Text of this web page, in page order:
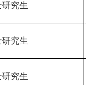
究生
究生
究生